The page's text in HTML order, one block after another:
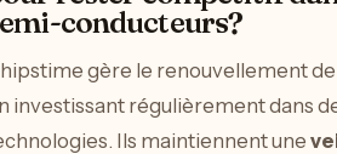
conducteurs?
gère le renouvellement
investissant régulièrement dans
Ils maintiennent une